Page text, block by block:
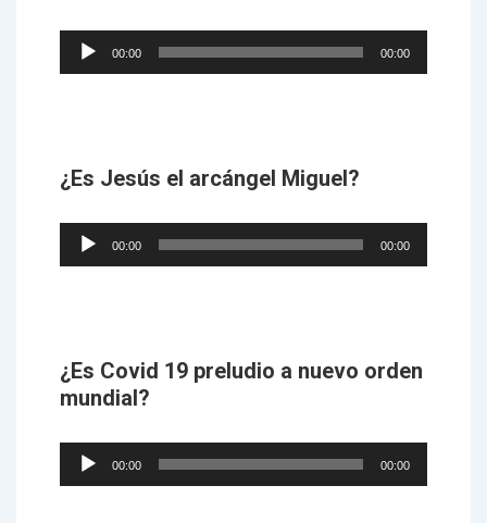
Audio
Player
00:00 00:00
¿Es Jesús el arcángel Miguel?
Audio
Player
00:00 00:00
¿Es Covid 19 preludio a nuevo orden
mundial?
Audio
Player
00:00 00:00